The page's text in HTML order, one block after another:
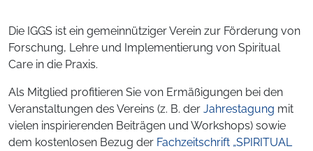
Die IGGS ist ein gemeinnütziger Verein zur Förderung von
Forschung, Lehre und Implementierung von Spiritual
Care in die Praxis.
Als Mitglied profitieren Sie von Ermäßigungen bei den
Veranstaltungen des Vereins (z. B. der Jahrestagung mit
vielen inspirierenden Beiträgen und Workshops) sowie
dem kostenlosen Bezug der Fachzeitschrift „SPIRITUAL